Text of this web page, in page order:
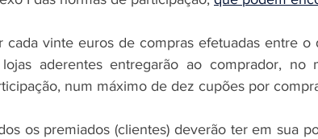
cada vinte euros de compras efetuadas entre
aderentes entregarão ao comprador,
num máximo de dez cupões por
os premiados (clientes) deverão ter em sua